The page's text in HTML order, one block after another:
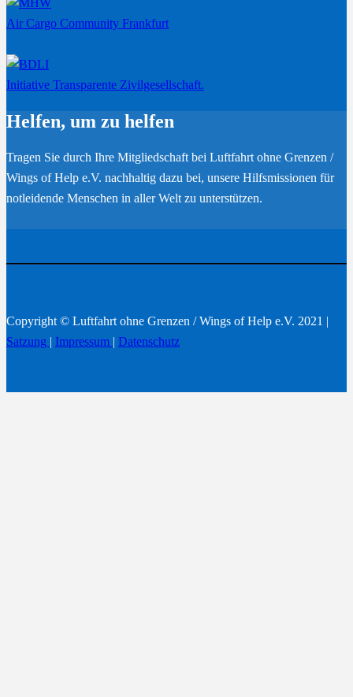
Air Cargo Community Frankfurt
Initiative Transparente Zivilgesellschaft.
Helfen, um zu helfen
Tragen Sie durch Ihre Mitgliedschaft bei Luftfahrt ohne Grenzen /
Wings of Help e.V. nachhaltig dazu bei, unsere Hilfsmissionen für
notleidende Menschen in aller Welt zu unterstützen.
Copyright © Luftfahrt ohne Grenzen / Wings of Help e.V. 2021 |
Satzung | Impressum | Datenschutz